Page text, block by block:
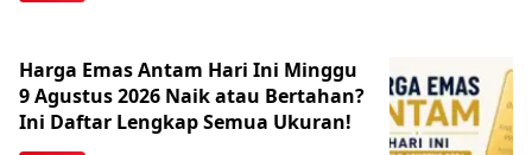
Harga Emas Antam Hari Ini Minggu
9 Agustus 2026 Naik atau Bertahan?
Ini Daftar Lengkap Semua Ukuran!